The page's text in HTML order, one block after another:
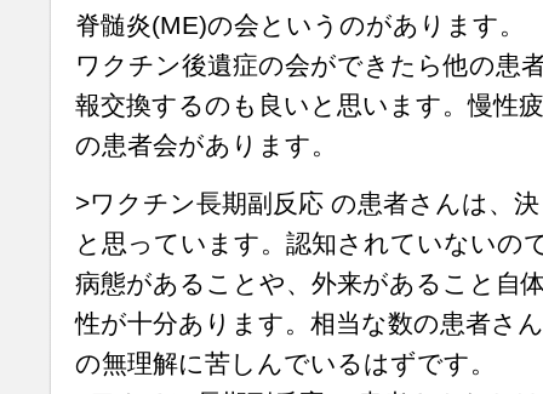
脊髄炎(ME)の会というのがあります。
ワクチン後遺症の会ができたら他の患
報交換するのも良いと思います。慢性
の患者会があります。
>ワクチン長期副反応 の患者さんは、
と思っています。認知されていないの
病態があることや、外来があること自
性が十分あります。相当な数の患者さ
の無理解に苦しんでいるはずです。